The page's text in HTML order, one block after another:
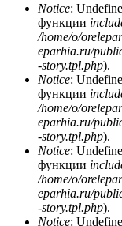
Сообщение
Notice:
функции
/home/o/
eparhia.ru/
-story.tpl.php).
Notice:
функции
/home/o/
eparhia.ru/
-story.tpl.php).
Notice:
функции
/home/o/
eparhia.ru/
-story.tpl.php).
Notice: